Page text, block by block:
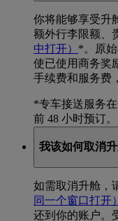
你将能够享受升
额外行李限额、
中打开） *。原
使已使用商务奖
手续费和服务费
*专车接送服务
前 48 小时预订。
我该如何取消升
如需取消升舱，
同一个窗口打开）
还到你的账户。